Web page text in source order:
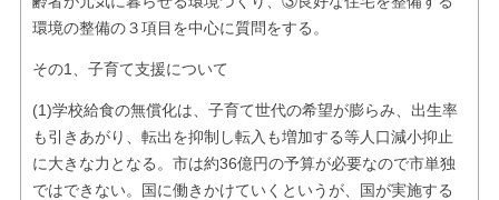
環境の整備の３項目を中心に質問をする。
その1、子育て支援について
(1)学校給食の無償化は、子育て世代の希望が膨らみ、出生率
も引きあがり、転出を抑制し転入も増加する等人口減小抑止
に大きな力となる。市は約36億円の予算が必要なので市単独
ではできない。国に働きかけていくというが、国が実施する